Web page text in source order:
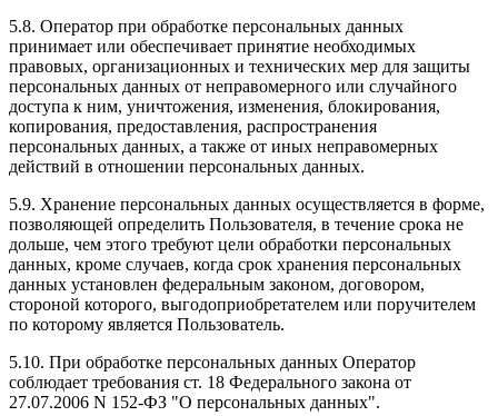
5.8. Оператор при обработке персональных данных
принимает или обеспечивает принятие необходимых
правовых, организационных и технических мер для защиты
персональных данных от неправомерного или случайного
доступа к ним, уничтожения, изменения, блокирования,
копирования, предоставления, распространения
персональных данных, а также от иных неправомерных
действий в отношении персональных данных.
5.9. Хранение персональных данных осуществляется в форме,
позволяющей определить Пользователя, в течение срока не
дольше, чем этого требуют цели обработки персональных
данных, кроме случаев, когда срок хранения персональных
данных установлен федеральным законом, договором,
стороной которого, выгодоприобретателем или поручителем
по которому является Пользователь.
5.10. При обработке персональных данных Оператор
соблюдает требования ст. 18 Федерального закона от
27.07.2006 N 152-ФЗ "О персональных данных".